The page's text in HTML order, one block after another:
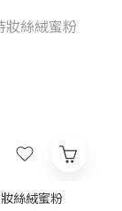
絲絨蜜粉